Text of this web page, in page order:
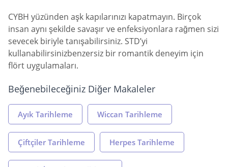
CYBH yüzünden aşk kapılarınızı kapatmayın. Birçok
insan aynı şekilde savaşır ve enfeksiyonlara rağmen sizi
sevecek biriyle tanışabilirsiniz. STD’yi
kullanabilirsinizbenzersiz bir romantik deneyim için
flört uygulamaları.
Beğenebileceğiniz Diğer Makaleler
Ayık Tarihleme Wiccan Tarihleme
Çiftçiler Tarihleme Herpes Tarihleme